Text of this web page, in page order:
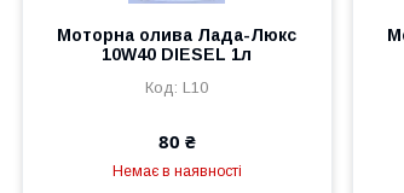
Моторна олива Лада-Люкс
10W40 DIESEL 1л
L10
80 ₴
Немає в наявності